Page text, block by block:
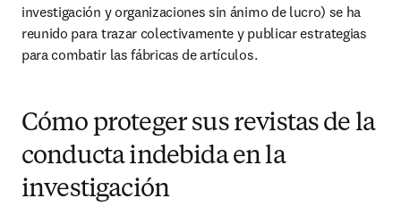
investigación y organizaciones sin ánimo de lucro) se ha
reunido para trazar colectivamente y publicar estrategias
para combatir las fábricas de artículos.
Cómo proteger sus revistas de la
conducta indebida en la
investigación